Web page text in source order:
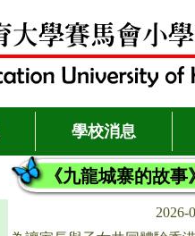
學校消息
《九龍城寨的故
2026-